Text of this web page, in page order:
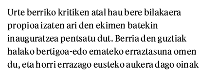
Urte berriko kritiken atal hau bere bilakaera
propioa izaten ari den ekimen batekin
inauguratzea pentsatu dut. Berria den guztiak
halako bertigoa-edo emateko erraztasuna omen
du, eta horri errazago eusteko aukera dago oinak